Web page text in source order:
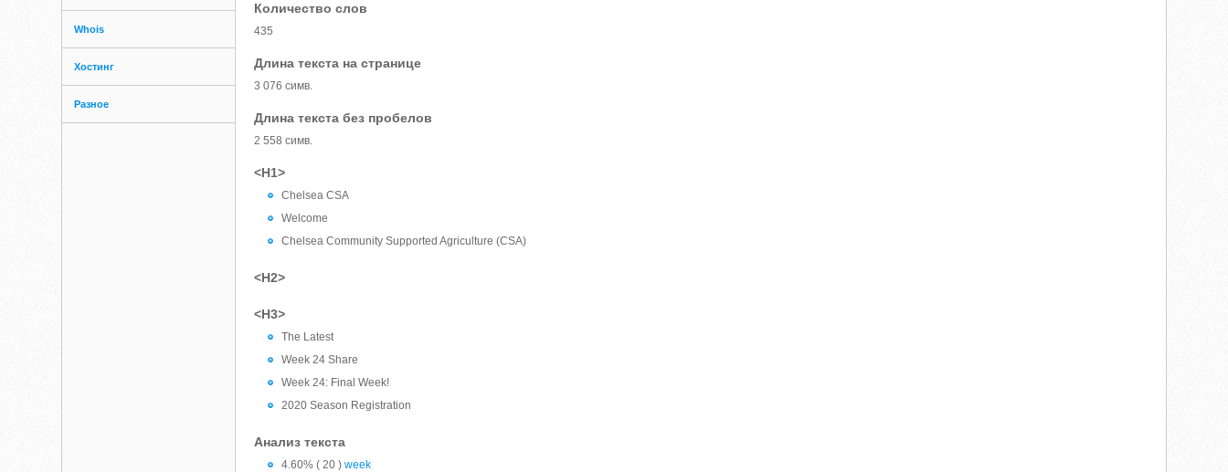
Whois
Хостинг
Разное
Количество слов
435
Длина текста на странице
3 076 симв.
Длина текста без пробелов
2 558 симв.
<H1>
Chelsea CSA
Welcome
Chelsea Community Supported Agriculture (CSA)
<H2>
<H3>
The Latest
Week 24 Share
Week 24: Final Week!
2020 Season Registration
Анализ текста
4.60% ( 20 )week